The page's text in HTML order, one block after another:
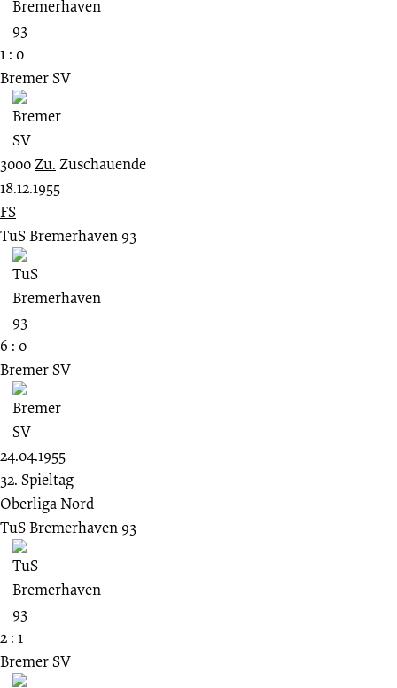
1 : 0
Bremer SV
3000Zu. Zuschauende
18.12.1955
FS
TuS Bremerhaven 93
6 : 0
Bremer SV
24.04.1955
32. Spieltag
Oberliga Nord
TuS Bremerhaven 93
2 : 1
Bremer SV